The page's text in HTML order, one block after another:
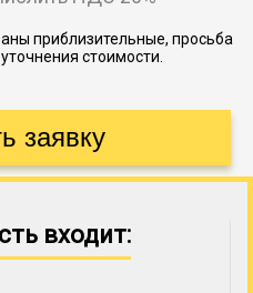
приблизительные, просьба
стоимости.
входит: